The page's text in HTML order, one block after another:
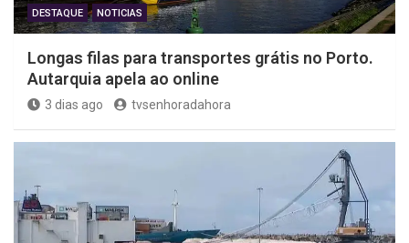
DESTAQUE NOTICIAS
Longas filas para transportes grátis no Porto.
Autarquia apela ao online
3 dias ago tvsenhoradahora